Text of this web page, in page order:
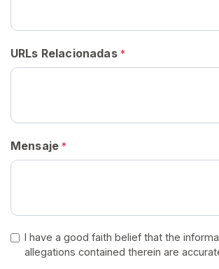
URLs Relacionadas *
Mensaje*
I have a good faith belief that the
allegations contained therein are
A
S
E
T
S
>
i